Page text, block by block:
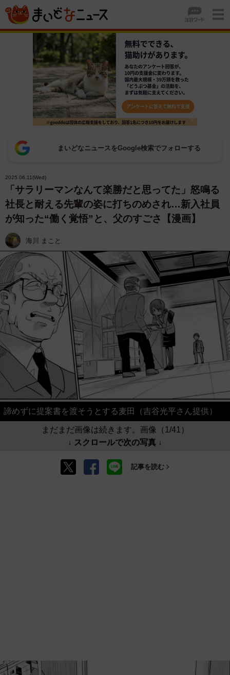
まいどなニュースをGoogle検索でフォローする
2025.06.11(Wed)
「サラリーマンなんて楽勝だと思ってた」怒鳴る
社長と耐える先輩の姿に打ちのめされ…新入社員
が知った“働く覚悟”と、父のすごさ【漫画】
海川 まこと
諦めずに提案書を渡そうとする麦田（吉谷光平さん提供）
まだまだ画像は続きます。画像（1/41）
↓ スクロールで次の写真 ↓
記事を読む